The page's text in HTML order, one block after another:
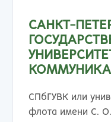
САНКТ-
СПбГУВК или
флота имени С. О.